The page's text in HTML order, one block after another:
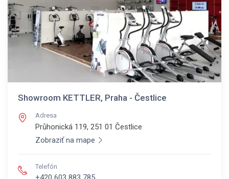
Showroom KETTLER, Praha - Čestlice
Adresa
Průhonická 119, 251 01 Čestlice
Zobraziť na mape
Telefón